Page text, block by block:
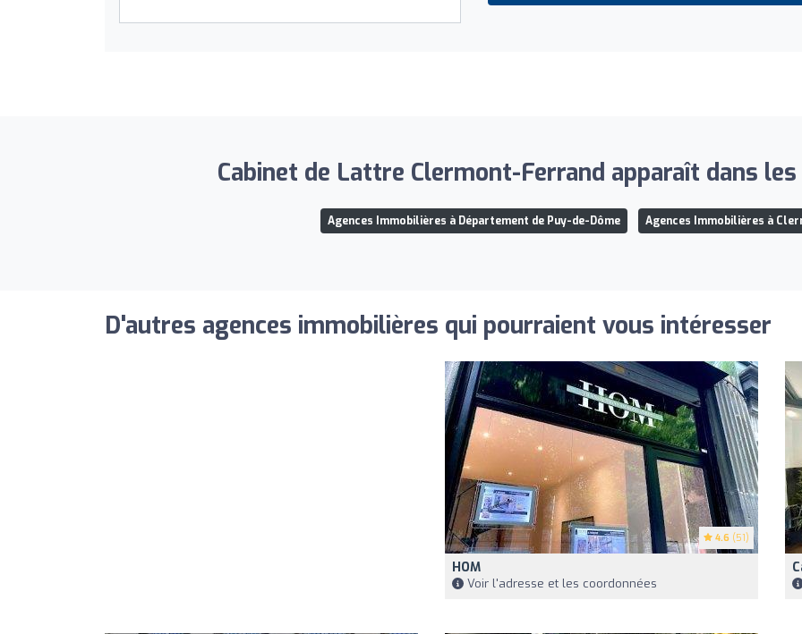
Cabinet de Lattre Clermont-Ferrand apparaît dans
Agences Immobilières à Département de Puy-de-Dôme Agences Immobilières à
D'autres agences immobilières qui pourraient vous intéresser
4.6 (51)
HOM
Voir l'adresse et les coordonnées